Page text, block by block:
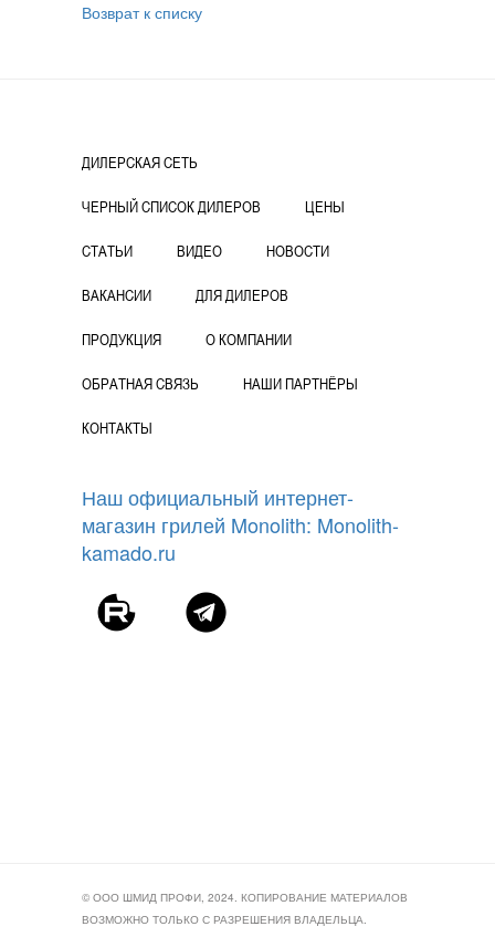
Возврат к списку
ДИЛЕРСКАЯ СЕТЬ
ЧЕРНЫЙ СПИСОК ДИЛЕРОВ ЦЕНЫ
СТАТЬИ ВИДЕО НОВОСТИ
ВАКАНСИИ ДЛЯ ДИЛЕРОВ
ПРОДУКЦИЯ О КОМПАНИИ
ОБРАТНАЯ СВЯЗЬ НАШИ ПАРТНЁРЫ
КОНТАКТЫ
Наш официальный интернет-
магазин грилей Monolith: Monolith-
kamado.ru
© ООО ШМИД ПРОФИ, 2024. КОПИРОВАНИЕ МАТЕРИАЛОВ
ВОЗМОЖНО ТОЛЬКО С РАЗРЕШЕНИЯ ВЛАДЕЛЬЦА.